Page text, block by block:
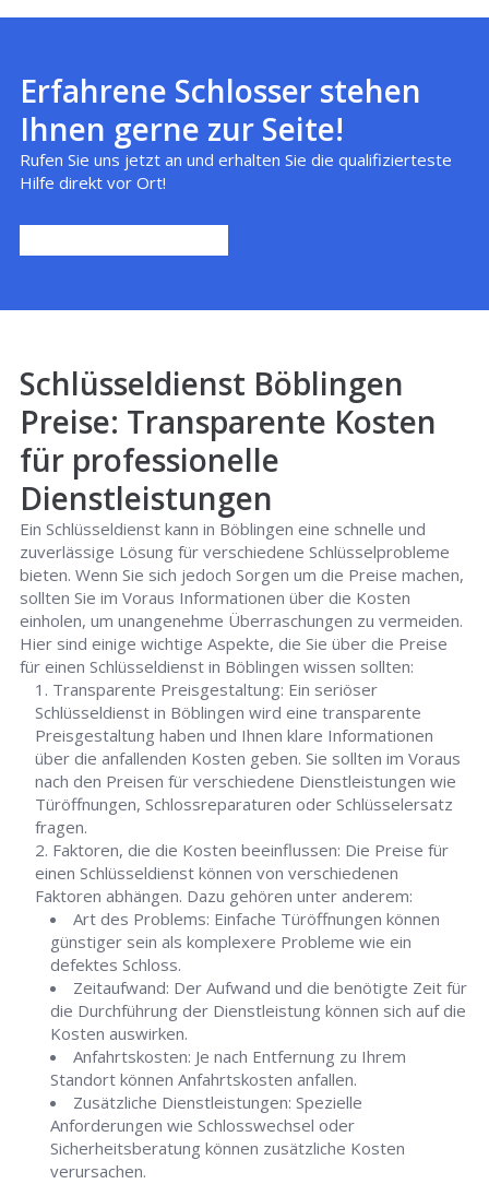
Erfahrene Schlosser stehen
Ihnen gerne zur Seite!
Rufen Sie uns jetzt an und erhalten Sie die qualifizierteste
Hilfe direkt vor Ort!
Schlüsseldienst Böblingen
Preise: Transparente Kosten
für professionelle
Dienstleistungen
Ein Schlüsseldienst kann in Böblingen eine schnelle und
zuverlässige Lösung für verschiedene Schlüsselprobleme
bieten. Wenn Sie sich jedoch Sorgen um die Preise machen,
sollten Sie im Voraus Informationen über die Kosten
einholen, um unangenehme Überraschungen zu vermeiden.
Hier sind einige wichtige Aspekte, die Sie über die Preise
für einen Schlüsseldienst in Böblingen wissen sollten:
Transparente Preisgestaltung: Ein seriöser
Schlüsseldienst in Böblingen wird eine transparente
Preisgestaltung haben und Ihnen klare Informationen
über die anfallenden Kosten geben. Sie sollten im Voraus
nach den Preisen für verschiedene Dienstleistungen wie
Türöffnungen, Schlossreparaturen oder Schlüsselersatz
fragen.
Faktoren, die die Kosten beeinflussen: Die Preise für
einen Schlüsseldienst können von verschiedenen
Faktoren abhängen. Dazu gehören unter anderem:
Art des Problems: Einfache Türöffnungen können
günstiger sein als komplexere Probleme wie ein
defektes Schloss.
Zeitaufwand: Der Aufwand und die benötigte Zeit für
die Durchführung der Dienstleistung können sich auf die
Kosten auswirken.
Anfahrtskosten: Je nach Entfernung zu Ihrem
Standort können Anfahrtskosten anfallen.
Zusätzliche Dienstleistungen: Spezielle
Anforderungen wie Schlosswechsel oder
Sicherheitsberatung können zusätzliche Kosten
verursachen.